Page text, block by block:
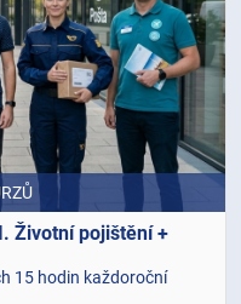
Životní pojištění +
15 hodin každoroční